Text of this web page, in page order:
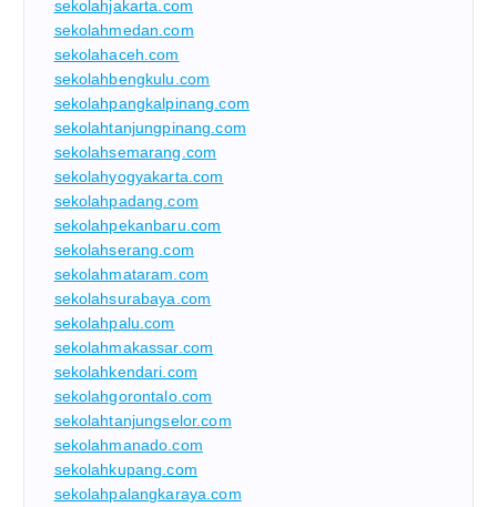
sekolahjakarta.com
sekolahmedan.com
sekolahaceh.com
sekolahbengkulu.com
sekolahpangkalpinang.com
sekolahtanjungpinang.com
sekolahsemarang.com
sekolahyogyakarta.com
sekolahpadang.com
sekolahpekanbaru.com
sekolahserang.com
sekolahmataram.com
sekolahsurabaya.com
sekolahpalu.com
sekolahmakassar.com
sekolahkendari.com
sekolahgorontalo.com
sekolahtanjungselor.com
sekolahmanado.com
sekolahkupang.com
sekolahpalangkaraya.com